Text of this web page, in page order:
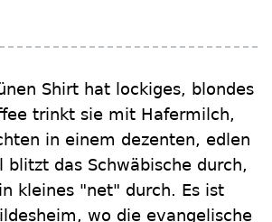
Shirt hat lockiges, blondes
trinkt sie mit Hafermilch,
in einem dezenten, edlen
blitzt das Schwäbische durch,
kleines "net" durch. Es ist
wo die evangelische